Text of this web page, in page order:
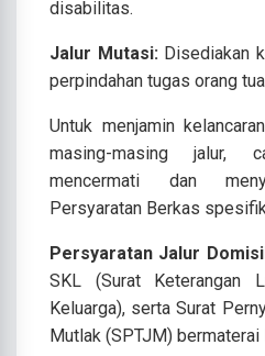
disabilitas.
Jalur Mutasi:Disediakan
perpindahan tugas orang
Untuk menjamin
masing-masing jalur,
mencermati dan
Persyaratan Berkas
Persyaratan Jalur
SKL (Surat Keterangan
Keluarga), serta Surat
Mutlak (SPTJM) bermaterai